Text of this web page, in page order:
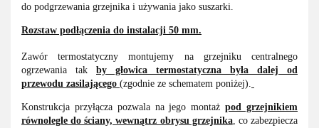
do podgrzewania grzejnika i używania jako suszarki.
Rozstaw podłączenia do instalacji 50 mm.
Zawór termostatyczny montujemy na grzejniku centralnego
ogrzewania tak by głowica termostatyczna była dalej od
przewodu zasilającego (zgodnie ze schematem poniżej).
Konstrukcja przyłącza pozwala na jego montażpod grzejnikiem
równolegle do ściany, wewnątrz obrysu grzejnika, co zabezpiecza